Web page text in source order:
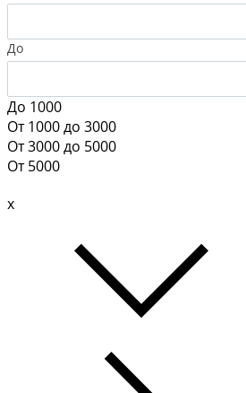
До
До 1000
От 1000 до 3000
От 3000 до 5000
От 5000
x